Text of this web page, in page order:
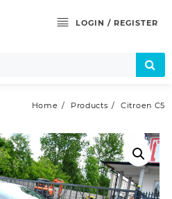
LOGIN / REGISTER
Home Products Citroen C5